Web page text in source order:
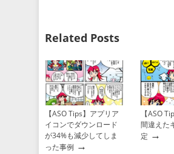
Related Posts
【ASO Tips】アプリア
イコンでダウンロード
が34%も減少してしま
った事例 →
【ASO
間違えた
定 →